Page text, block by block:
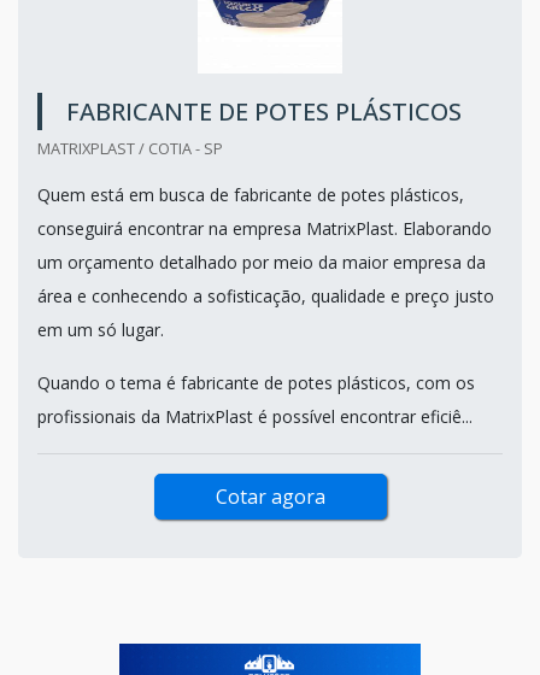
FABRICANTE DE POTES PLÁSTICOS
MATRIXPLAST / COTIA - SP
Quem está em busca de fabricante de potes plásticos,
conseguirá encontrar na empresa MatrixPlast. Elaborando
um orçamento detalhado por meio da maior empresa da
área e conhecendo a sofisticação, qualidade e preço justo
em um só lugar.
Quando o tema é fabricante de potes plásticos, com os
profissionais da MatrixPlast é possível encontrar eficiê...
Cotar agora